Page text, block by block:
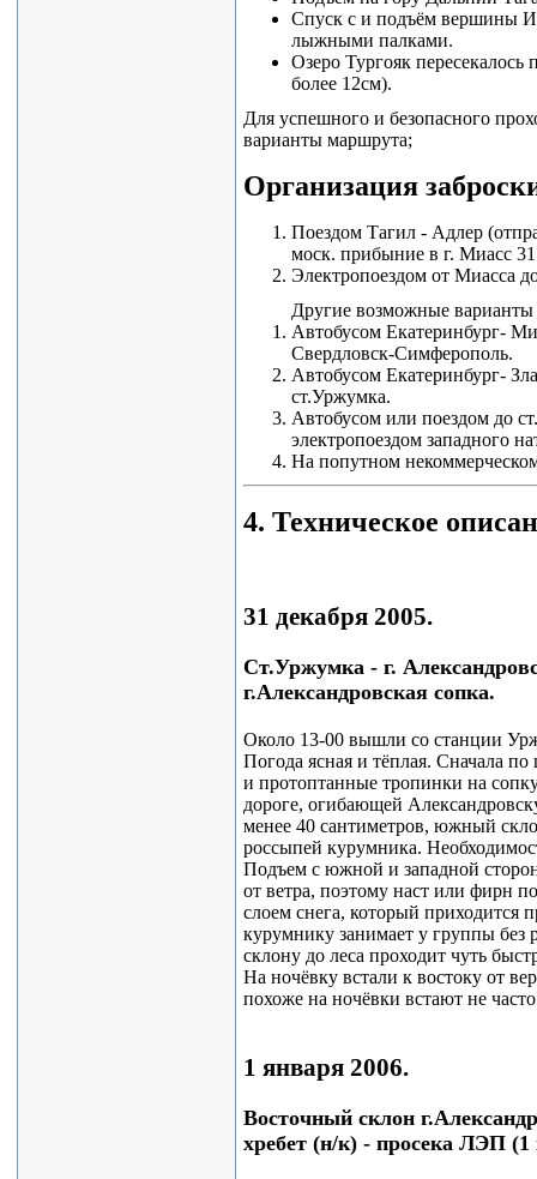
Спуск с и подъём вершины
лыжными палками.
Озеро Тургояк пересекалось
более 12см).
Для успешного и безопасного
варианты маршрута;
Организация
Поездом Тагил - Адлер
моск. прибыние в г. Миасс
Электропоездом от Миасса
Другие возможные варианты
Автобусом Екатеринбург-
Свердловск-Симферополь.
Автобусом Екатеринбург-
ст.Уржумка.
Автобусом или поездом до
электропоездом западного
На попутном
4. Техническое
31 декабря 2005.
Ст.Уржумка - г.
г.Александровская сопка.
Около 13-00 вышли со станции
Погода ясная и тёплая. Сначала
и протоптанные тропинки на
дороге, огибающей
менее 40 сантиметров, южный
россыпей курумника.
Подъем с южной и западной
от ветра, поэтому наст или фирн
слоем снега, который приходится
курумнику занимает у группы без
склону до леса проходит чуть
На ночёвку встали к востоку от
похоже на ночёвки встают не
1 января 2006.
Восточный склон
хребет (н/к) - просека ЛЭП (1